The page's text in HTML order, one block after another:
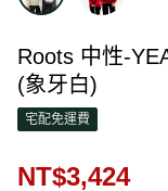
Roots 中性-
(象牙白)
宅配免運費
NT$3,424